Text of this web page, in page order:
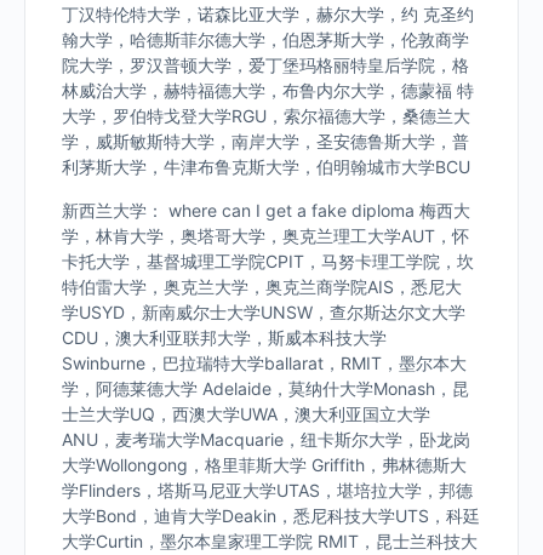
丁汉特伦特大学，诺森比亚大学，赫尔大学，约 克圣约
翰大学，哈德斯菲尔德大学，伯恩茅斯大学，伦敦商学
院大学，罗汉普顿大学，爱丁堡玛格丽特皇后学院，格
林威治大学，赫特福德大学，布鲁内尔大学，德蒙福 特
大学，罗伯特戈登大学RGU，索尔福德大学，桑德兰大
学，威斯敏斯特大学，南岸大学，圣安德鲁斯大学，普
利茅斯大学，牛津布鲁克斯大学，伯明翰城市大学BCU
新西兰大学： where can I get a fake diploma 梅西大
学，林肯大学，奥塔哥大学，奥克兰理工大学AUT，怀
卡托大学，基督城理工学院CPIT，马努卡理工学院，坎
特伯雷大学，奥克兰大学，奥克兰商学院AIS，悉尼大
学USYD，新南威尔士大学UNSW，查尔斯达尔文大学
CDU，澳大利亚联邦大学，斯威本科技大学
Swinburne，巴拉瑞特大学ballarat，RMIT，墨尔本大
学，阿德莱德大学 Adelaide，莫纳什大学Monash，昆
士兰大学UQ，西澳大学UWA，澳大利亚国立大学
ANU，麦考瑞大学Macquarie，纽卡斯尔大学，卧龙岗
大学Wollongong，格里菲斯大学 Griffith，弗林德斯大
学Flinders，塔斯马尼亚大学UTAS，堪培拉大学，邦德
大学Bond，迪肯大学Deakin，悉尼科技大学UTS，科廷
大学Curtin，墨尔本皇家理工学院 RMIT，昆士兰科技大